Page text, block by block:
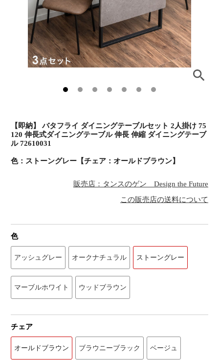
【即納】 バタフライ ダイニングテーブルセット 2人掛け 75
120 伸長式ダイニングテーブル 伸長 伸縮 ダイニングテーブ
ル 72610031
色：ストーングレー【チェア：オールドブラウン】
販売店：タンスのゲン Design the Future
この販売店の送料について
色
アッシュグレー オークナチュラル ストーングレー
マーブルホワイト ウッドブラウン
チェア
オールドブラウン ブラウニーブラック ベージュ